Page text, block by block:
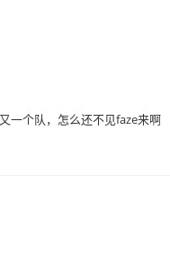
一个队，怎么还不见faze来啊